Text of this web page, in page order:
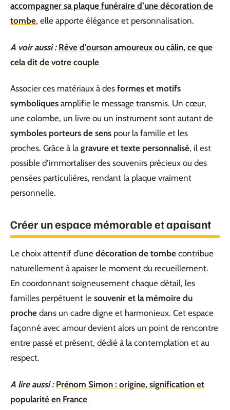
accompagner sa plaque funéraire d’une décoration de
tombe, elle apporte élégance et personnalisation.
A voir aussi : Rêve d'ourson amoureux ou câlin, ce que
cela dit de votre couple
Associer ces matériaux à des formes et motifs
symboliques amplifie le message transmis. Un cœur,
une colombe, un livre ou un instrument sont autant de
symboles porteurs de sens pour la famille et les
proches. Grâce à la gravure et texte personnalisé, il est
possible d’immortaliser des souvenirs précieux ou des
pensées particulières, rendant la plaque vraiment
personnelle.
Créer un espace mémorable et apaisant
Le choix attentif d’une décoration de tombe contribue
naturellement à apaiser le moment du recueillement.
En coordonnant soigneusement chaque détail, les
familles perpétuent le souvenir et la mémoire du
proche dans un cadre digne et harmonieux. Cet espace
façonné avec amour devient alors un point de rencontre
entre passé et présent, dédié à la contemplation et au
respect.
A lire aussi : Prénom Simon : origine, signification et
popularité en France